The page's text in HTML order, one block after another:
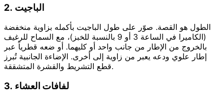
2. الباجيت
الطول هو القصة. صوّر على طول الباجيت بأكمله بزاوية منخفضة
(الكاميرا في الساعة 3 أو 9 بالنسبة للخبز)، مع السماح للرغيف
بالخروج من الإطار من جانب واحد أو كليهما. أو ضعه قطرياً عبر
إطار علوي ودعه يعبر من زاوية إلى أخرى. الإضاءة الجانبية تُبرز
قطع التشريط والقشرة المتشققة.
3. لفافات العشاء